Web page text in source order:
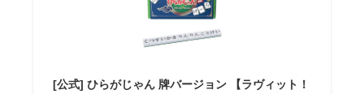
[公式] ひらがじゃん 牌バージョン 【ラヴィット！